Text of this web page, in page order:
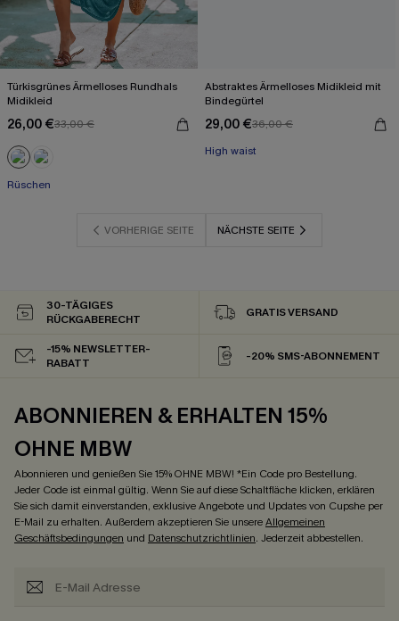
Türkisgrünes Ärmelloses Rundhals
Midikleid
26,00 €33,00 €
Rüschen
Abstraktes Ärmelloses Midikleid mit
Bindegürtel
29,00 €36,00 €
High waist
VORHERIGE SEITE NÄCHSTE SEITE
30-TÄGIGES
RÜCKGABERECHT
GRATIS VERSAND
-15% NEWSLETTER-
RABATT
-20% SMS-ABONNEMENT
ABONNIEREN & ERHALTEN 15%
OHNE MBW
Abonnieren und genießen Sie 15% OHNE MBW! *Ein Code pro Bestellung.
Jeder Code ist einmal gültig. Wenn Sie auf diese Schaltfläche klicken, erklären
Sie sich damit einverstanden, exklusive Angebote und Updates von Cupshe per
E-Mail zu erhalten. Außerdem akzeptieren Sie unsereAllgemeinen
Geschäftsbedingungen und Datenschutzrichtlinien. Jederzeit abbestellen.